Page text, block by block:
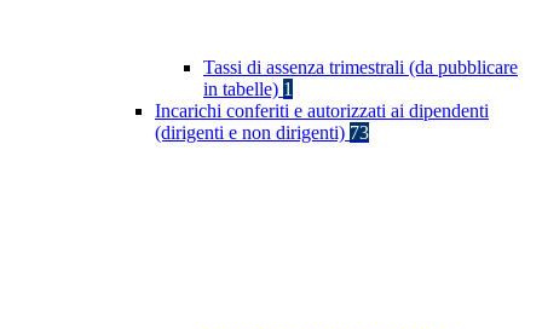
Tassi di assenza trimestrali (da pubblicare
in tabelle) 1
Incarichi conferiti e autorizzati ai dipendenti
(dirigenti e non dirigenti) 73